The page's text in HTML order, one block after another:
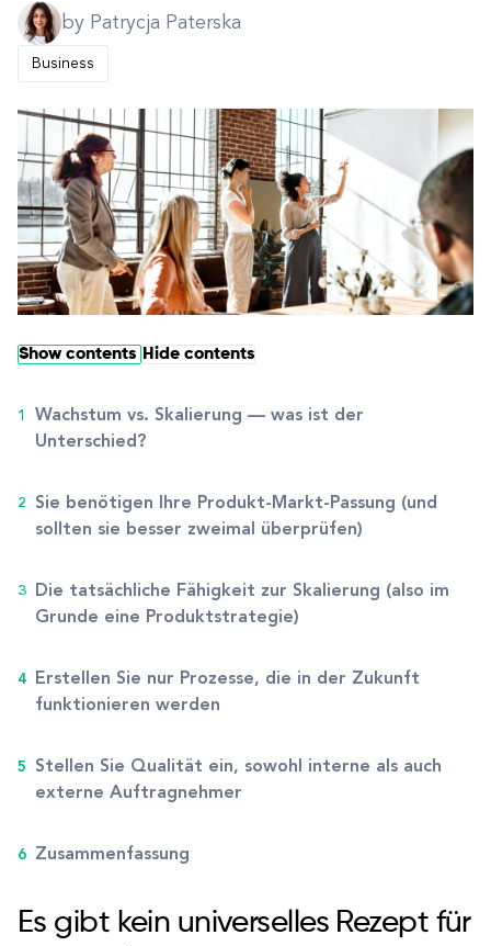
by Patrycja Paterska
Business
Show contents Hide contents
Wachstum vs. Skalierung — was ist der
Unterschied?
Sie benötigen Ihre Produkt-Markt-Passung (und
sollten sie besser zweimal überprüfen)
Die tatsächliche Fähigkeit zur Skalierung (also im
Grunde eine Produktstrategie)
Erstellen Sie nur Prozesse, die in der Zukunft
funktionieren werden
Stellen Sie Qualität ein, sowohl interne als auch
externe Auftragnehmer
Zusammenfassung
Es gibt kein universelles Rezept für